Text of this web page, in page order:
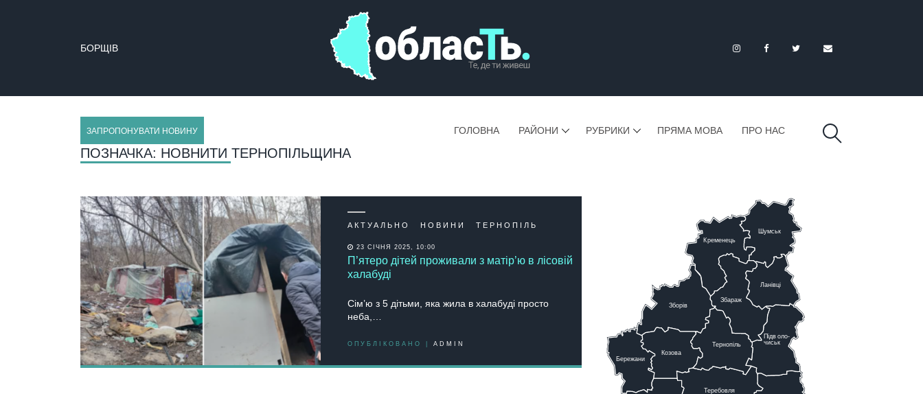
БОРЩІВ
ЗАПРОПОНУВАТИ НОВИНУ ГОЛОВНА РАЙОНИ РУБРИКИ ПРЯМА МОВА ПРО НАС
ПОЗНАЧКА: НОВНИТИ ТЕРНОПІЛЬЩИНА
АКТУАЛЬНО НОВИНИ ТЕРНОПІЛЬ
23 СІЧНЯ 2025, 10:00
П’ятеро дітей проживали з матір’ю в лісовій
халабуді
Сім’ю з 5 дітьми, яка жила в халабуді просто
неба,…
ОПУБЛІКОВАНО | ADMIN Тернопіль
Теребовля
Підволо-
чиськ
Ланівці
Збараж
Шумськ
Кременець
Козова
Бережани
Зборів